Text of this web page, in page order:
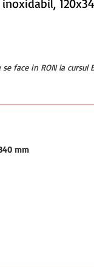
face in RON la cursul
mm